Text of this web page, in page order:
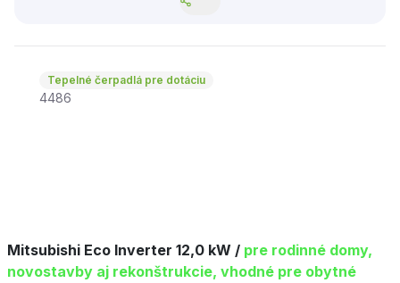
Tepelné čerpadlá pre dotáciu
4486
Mitsubishi Eco Inverter 12,0 kW / pre rodinné domy,
novostavby aj rekonštrukcie, vhodné pre obytné